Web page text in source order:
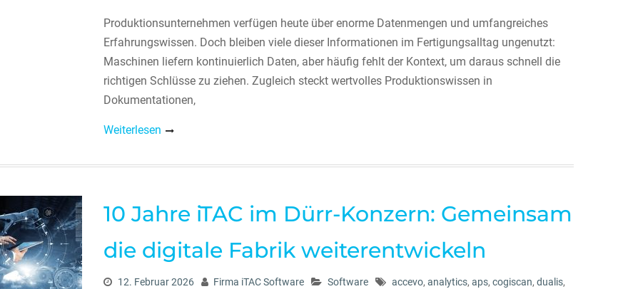
Produktionsunternehmen verfügen heute über enorme Datenmengen und umfangreiches
Erfahrungswissen. Doch bleiben viele dieser Informationen im Fertigungsalltag ungenutzt:
Maschinen liefern kontinuierlich Daten, aber häufig fehlt der Kontext, um daraus schnell die
richtigen Schlüsse zu ziehen. Zugleich steckt wertvolles Produktionswissen in
Dokumentationen,
Weiterlesen
10 Jahre iTAC im Dürr-Konzern: Gemeinsam
die digitale Fabrik weiterentwickeln
12. Februar 2026 Firma iTAC Software Software accevo, analytics, aps, cogiscan, dualis,